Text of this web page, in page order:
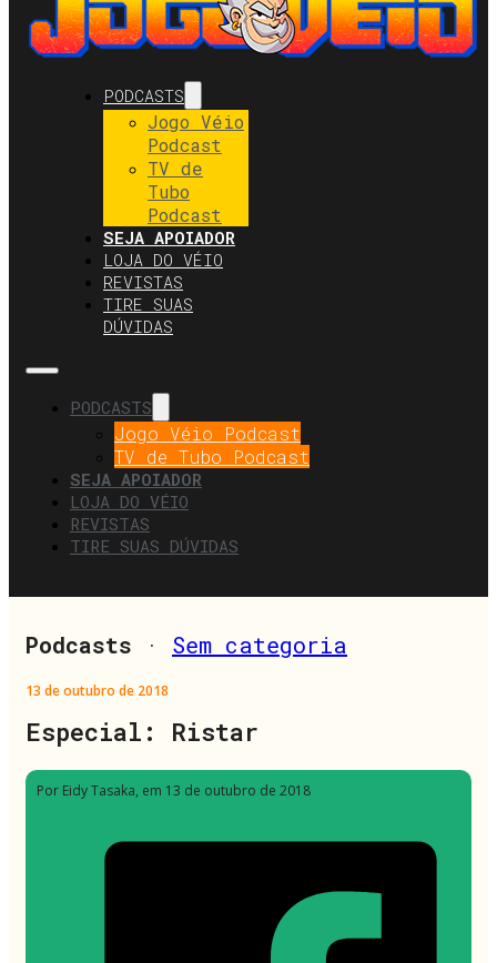
PODCASTS
Jogo Véio
Podcast
TV de
Tubo
Podcast
SEJA APOIADOR
LOJA DO VÉIO
REVISTAS
TIRE SUAS
DÚVIDAS
PODCASTS
Jogo Véio Podcast
TV de Tubo Podcast
SEJA APOIADOR
LOJA DO VÉIO
REVISTAS
TIRE SUAS DÚVIDAS
Podcasts · Sem categoria
13 de outubro de 2018
Especial: Ristar
Por Eidy Tasaka, em 13 de outubro de 2018